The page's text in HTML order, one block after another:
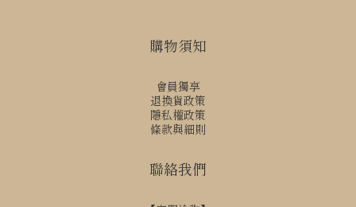
購物須知
會員獨享
退換貨政策
隱私權政策
條款與細則
聯絡我們